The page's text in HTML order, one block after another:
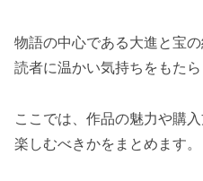
物語の中心である大進と宝
読者に温かい気持ちをもたら
ここでは、作品の魅力や購
楽しむべきかをまとめます。